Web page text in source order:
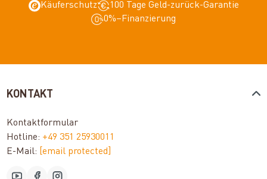
Käuferschutz
100 Tage Geld-zurück-Garantie
0%–Finanzierung
KONTAKT
Kontaktformular
Hotline: +49 351 25930011
E-Mail: [email protected]